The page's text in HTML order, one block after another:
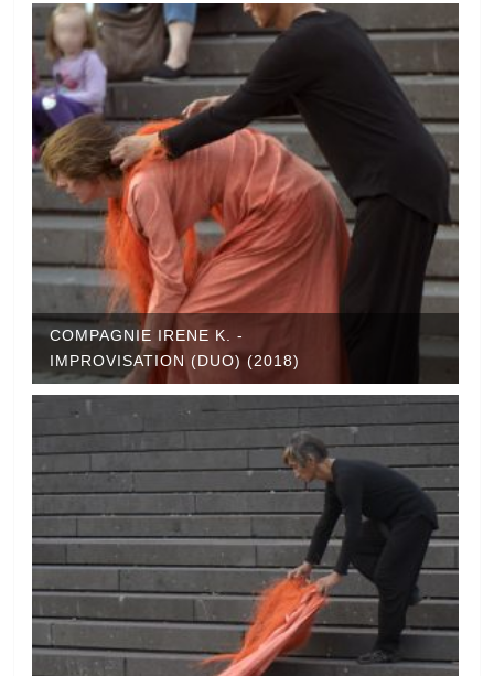
COMPAGNIE IRENE K. -
IMPROVISATION (DUO) (2018)